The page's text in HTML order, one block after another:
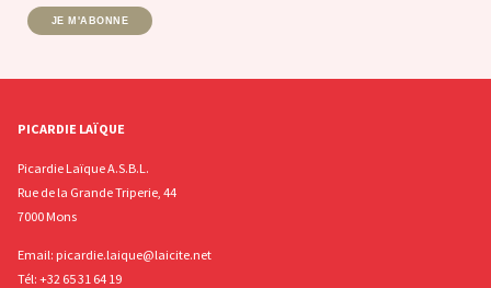
JE M'ABONNE
PICARDIE LAÏQUE
Picardie Laïque A.S.B.L.
Rue de la Grande Triperie, 44
7000 Mons
Email: picardie.laique@laicite.net
Tél: +32 65 31 64 19